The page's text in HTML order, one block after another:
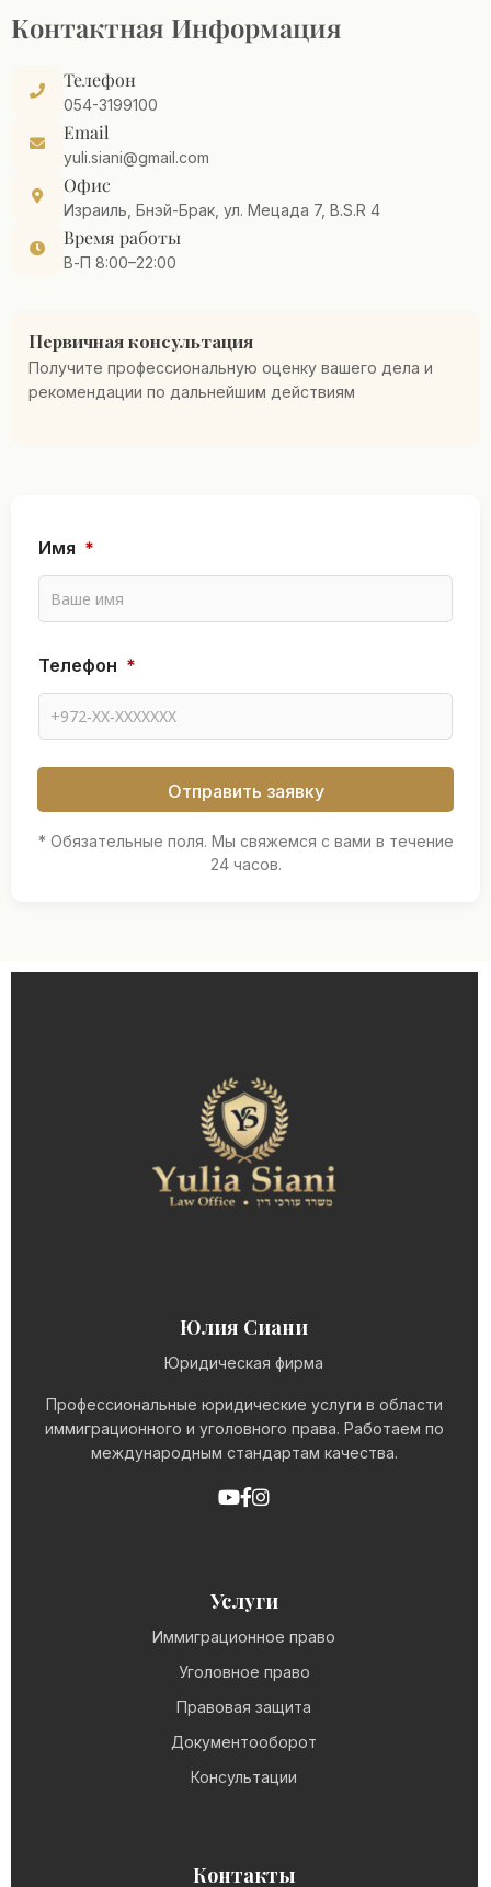
Контактная Информация
Телефон
054-3199100
Email
yuli.siani@gmail.com
Офис
Израиль, Бнэй-Брак, ул. Мецада 7, B.S.R 4
Время работы
В-П 8:00–22:00
Первичная консультация
Получите профессиональную оценку вашего дела и
рекомендации по дальнейшим действиям
Имя *
е
л
ф
н
м
я
Телефон *
Отправить заявку
* Обязательные поля. Мы свяжемся с вами в течение
24 часов.
Юлия Сиани
Юридическая фирма
Профессиональные юридические услуги в области
иммиграционного и уголовного права. Работаем по
международным стандартам качества.
Услуги
Иммиграционное право
Уголовное право
Правовая защита
Документооборот
Консультации
Контакты